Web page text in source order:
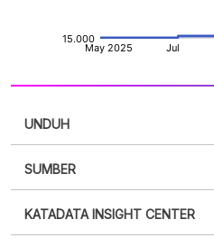
UNDUH
XLS
SUMBER
punya akun?Silakan Daftar
KATADATA INSIGHT CENTER